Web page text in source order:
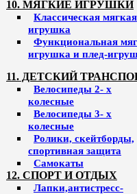
10. МЯГКИЕ ИГРУШКИ
Классическая мягкая
игрушка
Функциональная
игрушка и плед-
11. ДЕТСКИЙ
Велосипеды 2- х
колесные
Велосипеды 3- х
колесные
Ролики, скейтборды,
спортивная защита
Самокаты
12. СПОРТ И ОТДЫХ
Лапки,антистресс-